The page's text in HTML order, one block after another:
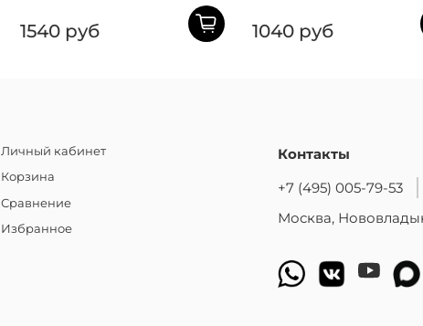
1540 руб 1040 руб
Личный кабинет
Корзина
Сравнение
Избранное
Контакты
+7 (495) 005-79-53
Москва,